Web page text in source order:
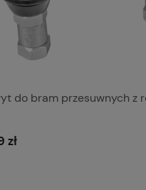
do bram przesuwnych z
zł